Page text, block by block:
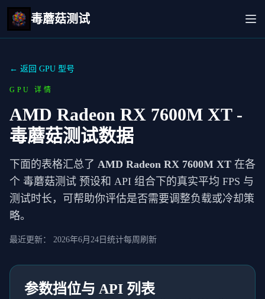
毒蘑菇测试
← 返回 GPU 型号
GPU 详情
AMD Radeon RX 7600M XT-
毒蘑菇测试数据
下面的表格汇总了 AMD Radeon RX 7600M XT 在各
个 毒蘑菇测试 预设和 API 组合下的真实平均 FPS 与
测试时长，可帮助你评估是否需要调整负载或冷却策
略。
最近更新： 2026年6月24日 统计每周刷新
参数挡位与 API 列表